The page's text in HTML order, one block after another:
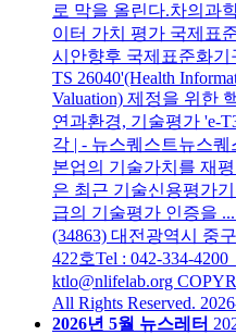
로 막을 올린다.차의과
이터 가치 평가 국제표
시안향후 국제표준화기
TS 26040'(Health
Valuation) 제정을 위한
연과환경, 기술평가 'e-
각 | - 뉴스퀘스트뉴스
본업의 기술가치를 재
은 최근 기술신용평가
급의 기술평가 인증을
(34863) 대전광역시 중
422호Tel : 042-334-
ktlo@nlifelab.org
All Rights Reserved.
2026년 5월 뉴스레터